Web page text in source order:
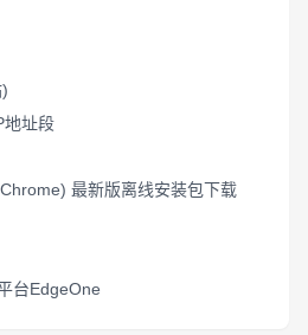
地址段
最新版离线安装包下载
台EdgeOne